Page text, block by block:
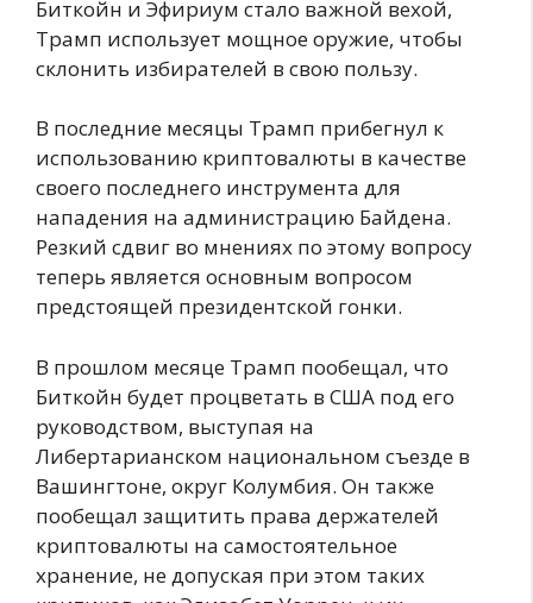
Биткойн и Эфириум стало важной вехой,
Трамп использует мощное оружие, чтобы
склонить избирателей в свою пользу.
В последние месяцы Трамп прибегнул к
использованию криптовалюты в качестве
своего последнего инструмента для
нападения на администрацию Байдена.
Резкий сдвиг во мнениях по этому вопросу
теперь является основным вопросом
предстоящей президентской гонки.
В прошлом месяце Трамп пообещал, что
Биткойн будет процветать в США под его
руководством, выступая на
Либертарианском национальном съезде в
Вашингтоне, округ Колумбия. Он также
пообещал защитить права держателей
криптовалюты на самостоятельное
хранение, не допуская при этом таких